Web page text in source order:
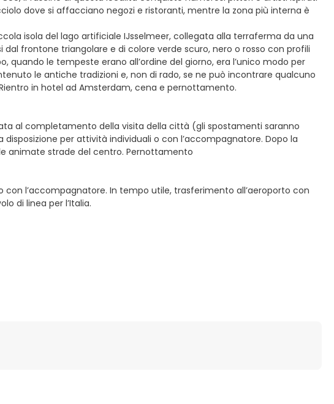
dove si affacciano negozi e ristoranti, mentre la zona più interna è
isola del lago artificiale IJsselmeer, collegata alla terraferma da una
frontone triangolare e di colore verde scuro, nero o rosso con profili
le tempeste erano all’ordine del giorno, era l’unico modo per
le antiche tradizioni e, non di rado, se ne può incontrare qualcuno
in hotel ad Amsterdam, cena e pernottamento.
al completamento della visita della città (gli spostamenti saranno
per attività individuali o con l’accompagnatore. Dopo la
animate strade del centro. Pernottamento
l’accompagnatore. In tempo utile, trasferimento all’aeroporto con
di linea per l’Italia.